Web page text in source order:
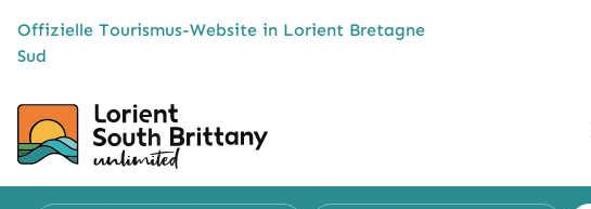
Offizielle Tourismus-Website in Lorient Bretagne
Sud